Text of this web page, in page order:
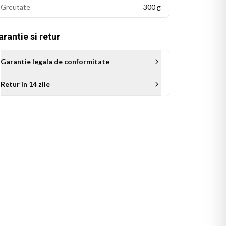
Greutate 300 g
si retur
Garantie legala de conformitate
Retur in 14 zile